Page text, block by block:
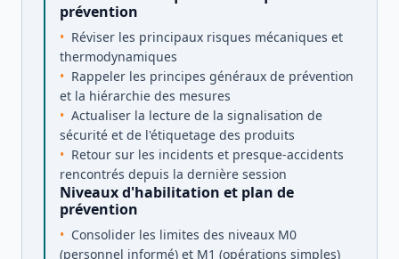
prévention
Réviser les principaux risques mécaniques et
thermodynamiques
Rappeler les principes généraux de prévention
et la hiérarchie des mesures
Actualiser la lecture de la signalisation de
sécurité et de l'étiquetage des produits
Retour sur les incidents et presque-accidents
rencontrés depuis la dernière session
Niveaux d'habilitation et plan de
prévention
Consolider les limites des niveaux M0
(personnel informé) et M1 (opérations simples)